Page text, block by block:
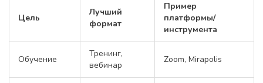
Цель
Лучший
формат
Пример
платформы/
инструмента
Обучение
Тренинг,
вебинар
Zoom, Mirapolis